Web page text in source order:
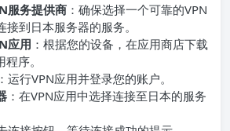
服务提供商 ：确保选择一个可靠的VPN
接到日本服务器的服务。
应用 ：根据您的设备，在应用商店下载
序。
：运行VPN应用并登录您的账户。
：在VPN应用中选择连接至日本的服务